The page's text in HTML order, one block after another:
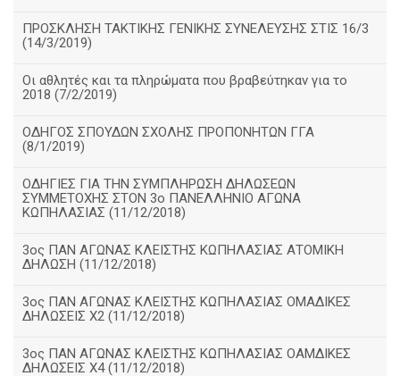
ΠΡΟΣΚΛΗΣΗ ΤΑΚΤΙΚΗΣ ΓΕΝΙΚΗΣ ΣΥΝΕΛΕΥΣΗΣ ΣΤΙΣ 16/3
(14/3/2019)
Οι αθλητές και τα πληρώματα που βραβεύτηκαν για το
2018 (7/2/2019)
ΟΔΗΓΟΣ ΣΠΟΥΔΩΝ ΣΧΟΛΗΣ ΠΡΟΠΟΝΗΤΩΝ ΓΓΑ
(8/1/2019)
ΟΔΗΓΙΕΣ ΓΙΑ ΤΗΝ ΣΥΜΠΛΗΡΩΣΗ ΔΗΛΩΣΕΩΝ
ΣΥΜΜΕΤΟΧΗΣ ΣΤΟΝ 3ο ΠΑΝΕΛΛΗΝΙΟ ΑΓΩΝΑ
ΚΩΠΗΛΑΣΙΑΣ (11/12/2018)
3ος ΠΑΝ ΑΓΩΝΑΣ ΚΛΕΙΣΤΗΣ ΚΩΠΗΛΑΣΙΑΣ ΑΤΟΜΙΚΗ
ΔΗΛΩΣΗ (11/12/2018)
3ος ΠΑΝ ΑΓΩΝΑΣ ΚΛΕΙΣΤΗΣ ΚΩΠΗΛΑΣΙΑΣ ΟΜΑΔΙΚΕΣ
ΔΗΛΩΣΕΙΣ Χ2 (11/12/2018)
3ος ΠΑΝ ΑΓΩΝΑΣ ΚΛΕΙΣΤΗΣ ΚΩΠΗΛΑΣΙΑΣ ΟΑΜΔΙΚΕΣ
ΔΗΛΩΣΕΙΣ Χ4 (11/12/2018)